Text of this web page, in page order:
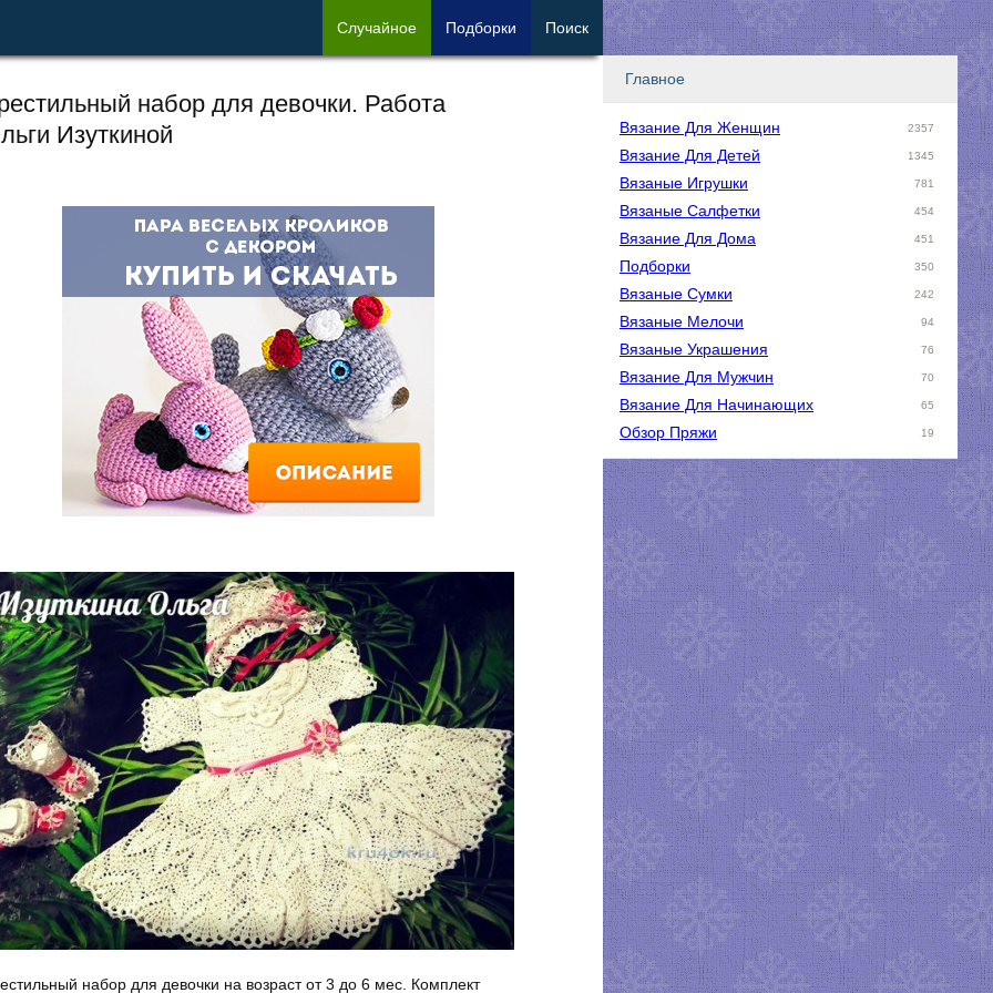
набор для девочки. Работа
Изуткиной
набор для девочки на возраст от 3 до 6 мес. Комплект
Главное
Вязание Для Женщин 2357
Вязание Для Детей 1345
Вязаные Игрушки 781
Вязаные Салфетки 454
Вязание Для Дома 451
Подборки 350
Вязаные Сумки 242
Вязаные Мелочи 94
Вязаные Украшения 76
Вязание Для Мужчин 70
Вязание Для Начинающих 65
Обзор Пряжи 19
Случайное Подборки Поиск